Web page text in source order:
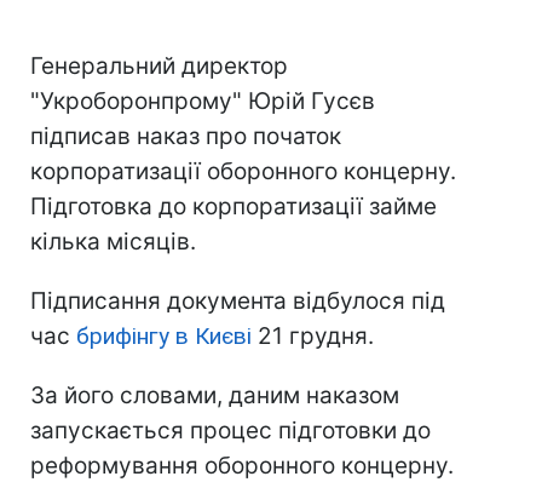
Генеральний директор
"Укроборонпрому" Юрій Гусєв
підписав наказ про початок
корпоратизації оборонного концерну.
Підготовка до корпоратизації займе
кілька місяців.
Підписання документа відбулося під
час брифінгу в Києві 21 грудня.
За його словами, даним наказом
запускається процес підготовки до
реформування оборонного концерну.